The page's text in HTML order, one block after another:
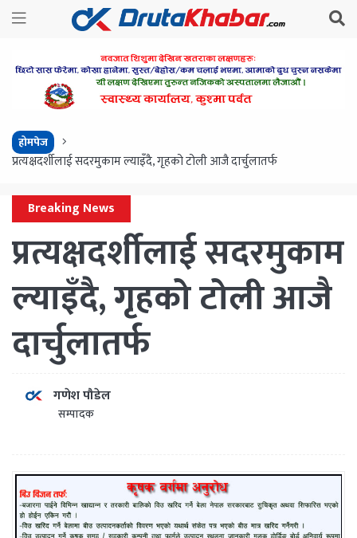
होमपेज
प्रत्यक्षदर्शीलाई सदरमुकाम ल्याइँदै, गृहको टोली आजै दार्चुलातर्फ
Breaking News
प्रत्यक्षदर्शीलाई सदरमुकाम
ल्याइँदै, गृहको टोली आजै
दार्चुलातर्फ
गणेश पौडेल
सम्पादक